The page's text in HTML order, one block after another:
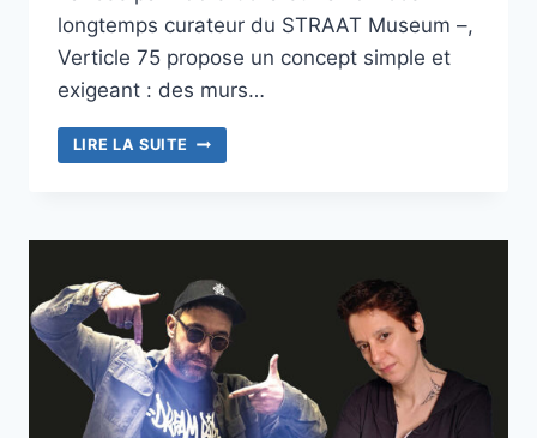
longtemps curateur du STRAAT Museum –,
Verticle 75 propose un concept simple et
exigeant : des murs…
LIRE LA SUITE JOACHIM
ROMAIN
MUR
DU
CROISSANT